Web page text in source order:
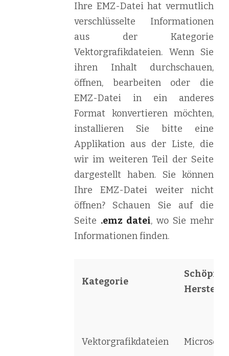
Ihre EMZ-Datei hat vermutlich
verschlüsselte Informationen
aus der Kategorie
Vektorgrafikdateien. Wenn Sie
ihren Inhalt durchschauen,
öffnen, bearbeiten oder die
EMZ-Datei in ein anderes
Format konvertieren möchten,
installieren Sie bitte eine
Applikation aus der Liste, die
wir im weiteren Teil der Seite
dargestellt haben. Sie können
Ihre EMZ-Datei weiter nicht
öffnen? Schauen Sie auf die
Seite .emz datei, wo Sie mehr
Informationen finden.
Kategorie
Schöpfer
Vektorgrafikdateien Microsoft